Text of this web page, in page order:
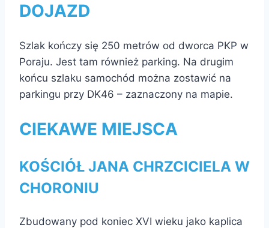
DOJAZD
Szlak kończy się 250 metrów od dworca PKP w
Poraju. Jest tam również parking. Na drugim
końcu szlaku samochód można zostawić na
parkingu przy DK46 – zaznaczony na mapie.
CIEKAWE MIEJSCA
KOŚCIÓŁ JANA CHRZCICIELA W
CHORONIU
Zbudowany pod koniec XVI wieku jako kaplica